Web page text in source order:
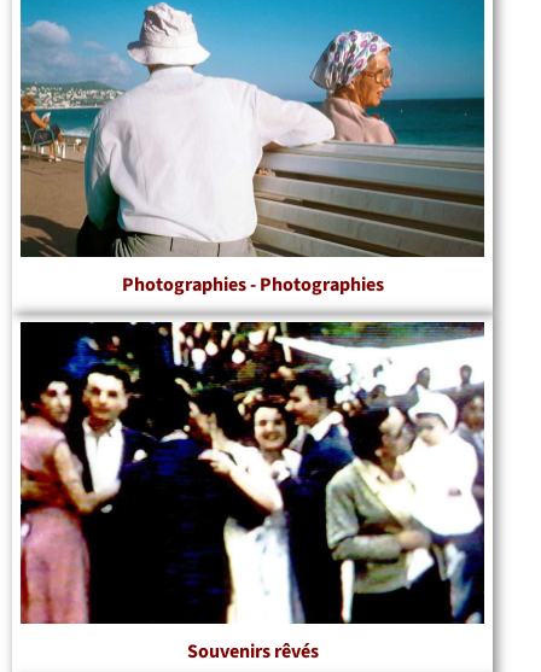
Photographies - Photographies
Souvenirs rêvés